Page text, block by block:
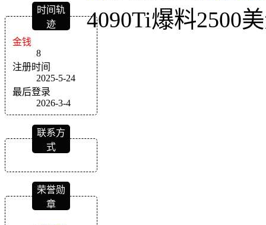
时间轨
迹
金钱
8
注册时间
2025-5-24
最后登录
2026-3-4
联系方
式
荣誉勋
章
4090Ti爆料2500